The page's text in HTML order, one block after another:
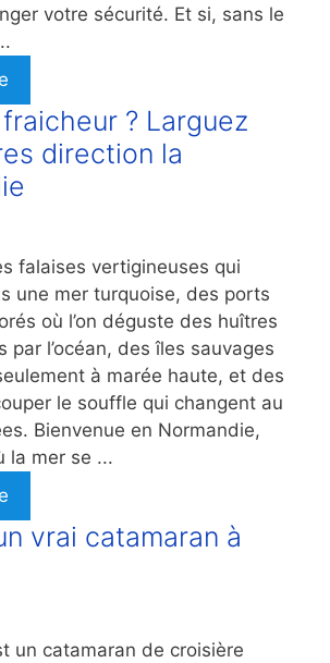
votre sécurité. Et si, sans le
? Larguez
direction la
falaises vertigineuses qui
une mer turquoise, des ports
où l’on déguste des huîtres
par l’océan, des îles sauvages
à marée haute, et des
le souffle qui changent au
Bienvenue en Normandie,
la mer se ...
vrai catamaran à
un catamaran de croisière